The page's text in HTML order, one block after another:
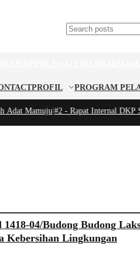
PROFIL PROGRAM
Mamuju|#2 - Rapat Internal DKP
04/Budong Budong
Kebersihan Lingkungan